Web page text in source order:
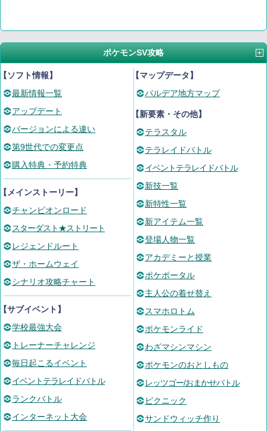
ポケモンSV攻略
ソフト情報】
最新情報一覧
アップデート
バージョンによる違い
第9世代での変更点
購入特典・予約特典
メインストーリー】
チャンピオンロード
スターダスト★ストリート
レジェンドルート
ザ・ホームウェイ
シナリオ攻略チャート
サブイベント】
学校最強大会
トレーナーチャレンジ
毎日起こるイベント
イベントテラレイドバトル
ランクバトル
インターネット大会
【マップデータ】
パルデア地方マップ
【新要素・その他】
テラスタル
テラレイドバトル
イベントテラレイドバトル
新技一覧
新特性一覧
新アイテム一覧
登場人物一覧
アカデミーと授業
ポケポータル
主人公の着せ替え
スマホロトム
ポケモンライド
わざマシンマシン
ポケモンのおとしもの
レッツゴー/おまかせバトル
ピクニック
サンドウィッチ作り